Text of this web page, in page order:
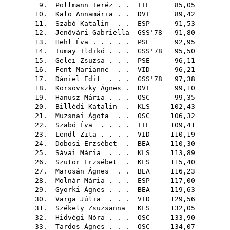
9. Pollmann Teréz . . TTE 85,05
10. Kalo Annamária . . DVT 89,42
11. Szabó Katalin . . ESP 91,53
12. Jenővári Gabriella GSS'78 91,80
13. Hehl Éva . . . . . PSE 92,95
14. Tumay Ildikó . . . GSS'78 95,50
15. Gelei Zsuzsa . . . PSE 96,11
16. Fent Marianne . . VID 96,21
17. Dániel Edit . . . GSS'78 97,38
18. Korsovszky Ágnes . DVT 99,10
19. Hanusz Mária . . . OSC 99,35
20. Billédi Katalin . KLS 102,43
21. Muzsnai Ágota . . OSC 106,32
22. Szabó Éva . . . . TTE 109,41
23. Lendl Zita . . . . VID 110,19
24. Dobosi Erzsébet . BEA 110,30
25. Sávai Mária . . . KLS 113,89
26. Szutor Erzsébet . KLS 115,40
27. Marosán Ágnes . . BEA 116,23
28. Molnár Mária . . . ESP 117,00
29. Györki Ágnes . . . BEA 119,63
30. Varga Júlia . . . VID 129,56
31. Székely Zsuzsanna KLS 132,05
32. Hidvégi Nóra . . . OSC 133,90
33. Tardos Ágnes . . . OSC 134,07